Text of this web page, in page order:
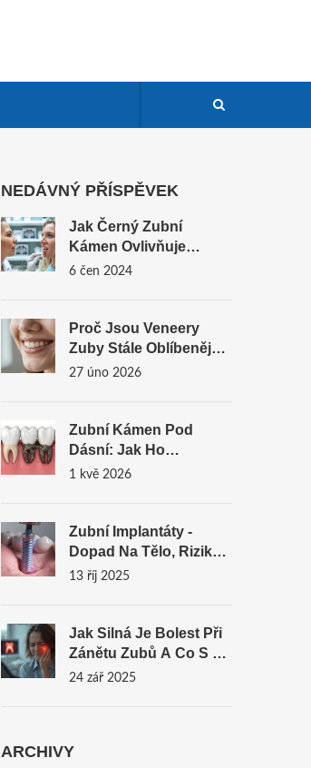
NEDÁVNÝ PŘÍSPĚVEK
Jak Černý Zubní
Kámen Ovlivňuje
Zdraví Starších Lidí
6 čen 2024
Proč Jsou Veneery
Zuby Stále Oblíbenější?
Praktické Důvody,
27 úno 2026
Zubní Kámen Pod
Dásní: Jak Ho
Odstranit, Předcházet
1 kvě 2026
Zubní Implantáty -
Dopad Na Tělo, Rizika
A Výhody
13 říj 2025
Jak Silná Je Bolest Při
Zánětu Zubů A Co S Ní
Udělat
24 zář 2025
ARCHIVY